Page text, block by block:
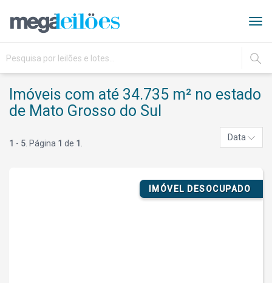
IR
Imóveis com até 34.735 m² no estado
de Mato Grosso do Sul
1 - 5 . Página 1 de 1
Data
IMÓVEL DESOCUPADO